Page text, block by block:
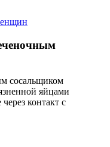
сосальщиком
яйцами
контакт с